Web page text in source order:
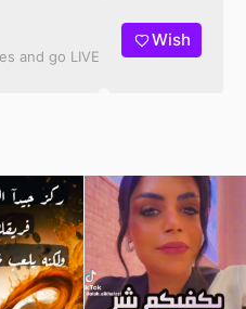
and go LIVE
Wish